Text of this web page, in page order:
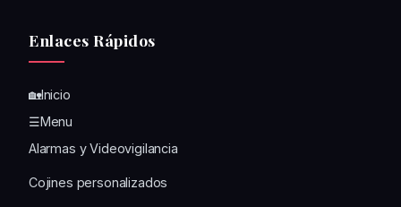
Enlaces Rápidos
🏡Inicio
☰Menu
Alarmas y Videovigilancia
Cojines personalizados